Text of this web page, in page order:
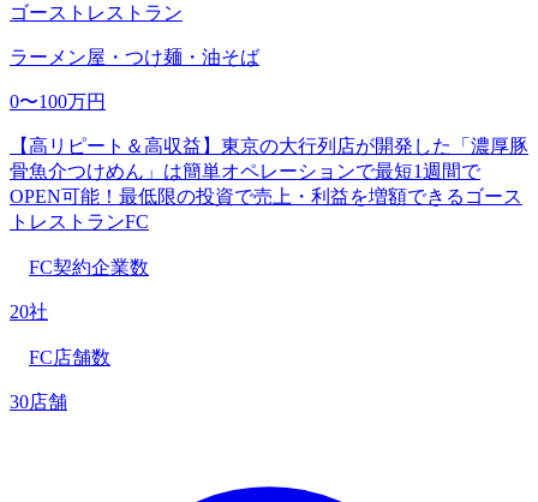
ゴーストレストラン
ラーメン屋・つけ麺・油そば
0〜100万円
【高リピート＆高収益】東京の大行列店が開発した「濃厚豚
骨魚介つけめん」は簡単オペレーションで最短1週間で
OPEN可能！最低限の投資で売上・利益を増額できるゴース
トレストランFC
FC契約企業数
20社
FC店舗数
30店舗